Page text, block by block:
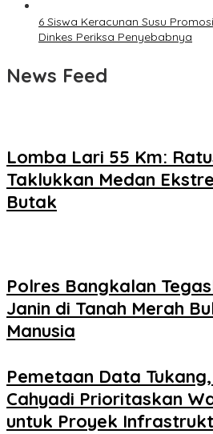
6 Siswa Keracunan Susu
Dinkes Periksa Penyebabnya
News Feed
Lomba Lari 55 Km:
Taklukkan Medan
Butak
Polres Bangkalan
Janin di Tanah Merah
Manusia
Pemetaan Data
Cahyadi Prioritaskan
untuk Proyek